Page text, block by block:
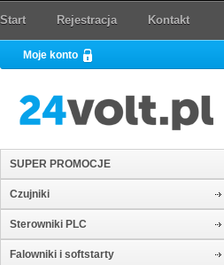
Start Rejestracja Kontakt
Moje konto
SUPER PROMOCJE
Czujniki
Sterowniki PLC
Falowniki i softstarty